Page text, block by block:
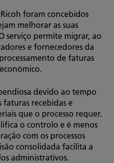
foram concebidos
melhorar as suas
serviço permite migrar, ao
e fornecedores da
de faturas
devido ao tempo
faturas recebidas e
que o processo requer.
o controlo e é menos
com os processos
consolidada facilita a
administrativos.